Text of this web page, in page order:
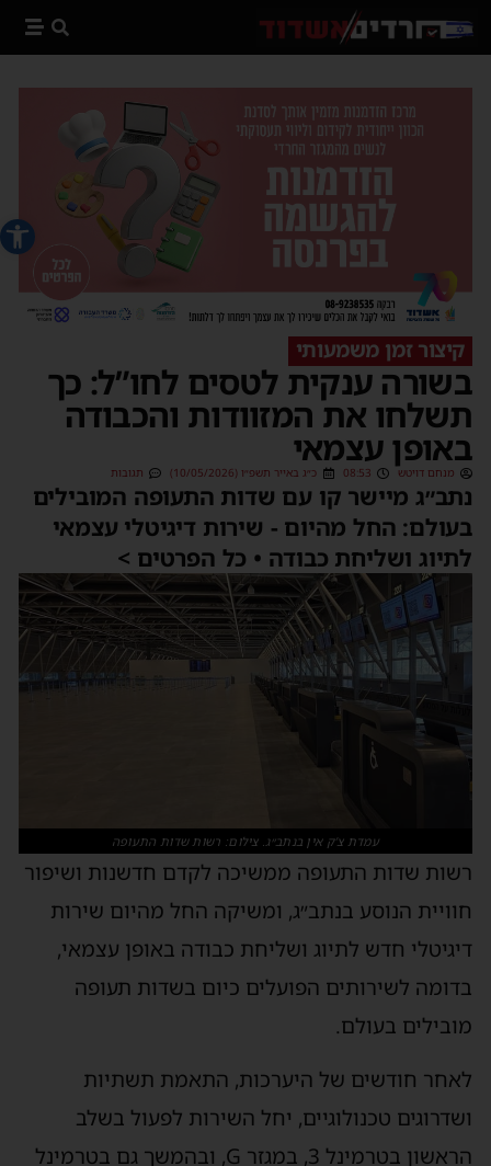
פתח
קיצור זמן משמעותי
בשורה ענקית לטסים לחו”ל: כך
תשלחו את המזוודות והכבודה
באופן עצמאי
מנחם דויטש 08:53 כ״ג באייר תשפ״ו (10/05/2026) תגובות
נתב״ג מיישר קו עם שדות התעופה המובילים
בעולם: החל מהיום - שירות דיגיטלי עצמאי
לתיוג ושליחת כבודה • כל הפרטים >
עמדת צ’ק אין בנתב״ג. צילום: רשות שדות התעופה
רשות שדות התעופה ממשיכה לקדם חדשנות ושיפור
חוויית הנוסע בנתב״ג, ומשיקה החל מהיום שירות
דיגיטלי חדש לתיוג ושליחת כבודה באופן עצמאי,
בדומה לשירותים הפועלים כיום בשדות תעופה
מובילים בעולם.
לאחר חודשים של היערכות, התאמת תשתיות
ושדרוגים טכנולוגיים, יחל השירות לפעול בשלב
הראשון בטרמינל 3, במגזר G, ובהמשך גם בטרמינל